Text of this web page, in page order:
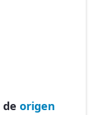
de origen